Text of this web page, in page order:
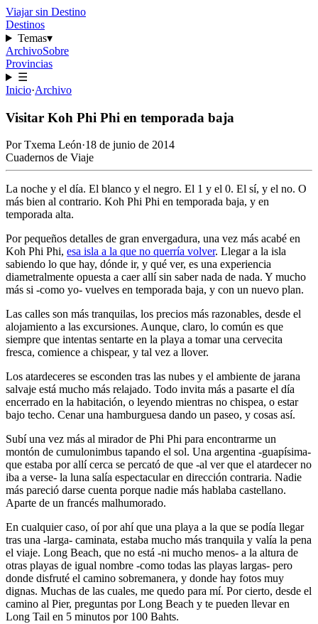
Viajar sin Destino
Destinos
Temas▾
ArchivoSobre
Provincias
☰
Inicio·Archivo
Visitar Koh Phi Phi en temporada baja
PorTxema León·18 de junio de 2014
Cuadernos de Viaje
La noche y el día. El blanco y el negro. El 1 y el 0. El sí, y el no. O
más bien al contrario. Koh Phi Phi en temporada baja, y en
temporada alta.
Por pequeños detalles de gran envergadura, una vez más acabé en
Koh Phi Phi, esa isla a la que no querría volver. Llegar a la isla
sabiendo lo que hay, dónde ir, y qué ver, es una experiencia
diametralmente opuesta a caer allí sin saber nada de nada. Y mucho
más si -como yo- vuelves en temporada baja, y con un nuevo plan.
Las calles son más tranquilas, los precios más razonables, desde el
alojamiento a las excursiones. Aunque, claro, lo común es que
siempre que intentas sentarte en la playa a tomar una cervecita
fresca, comience a chispear, y tal vez a llover.
Los atardeceres se esconden tras las nubes y el ambiente de jarana
salvaje está mucho más relajado. Todo invita más a pasarte el día
encerrado en la habitación, o leyendo mientras no chispea, o estar
bajo techo. Cenar una hamburguesa dando un paseo, y cosas así.
Subí una vez más al mirador de Phi Phi para encontrarme un
montón de cumulonimbus tapando el sol. Una argentina -guapísima-
que estaba por allí cerca se percató de que -al ver que el atardecer no
iba a verse- la luna salía espectacular en dirección contraria. Nadie
más pareció darse cuenta porque nadie más hablaba castellano.
Aparte de un francés malhumorado.
En cualquier caso, oí por ahí que una playa a la que se podía llegar
tras una -larga- caminata, estaba mucho más tranquila y valía la pena
el viaje. Long Beach, que no está -ni mucho menos- a la altura de
otras playas de igual nombre -como todas las playas largas- pero
donde disfruté el camino sobremanera, y donde hay fotos muy
dignas. Muchas de las cuales, me quedo para mí. Por cierto, desde el
camino al Pier, preguntas por Long Beach y te pueden llevar en
Long Tail en 5 minutos por 100 Bahts.